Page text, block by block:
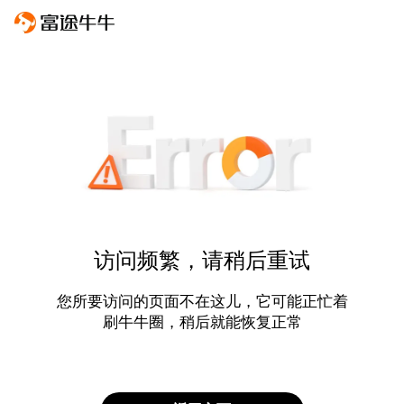
访问频繁，请稍后重试
您所要访问的页面不在这儿，它可能正忙着
刷牛牛圈，稍后就能恢复正常